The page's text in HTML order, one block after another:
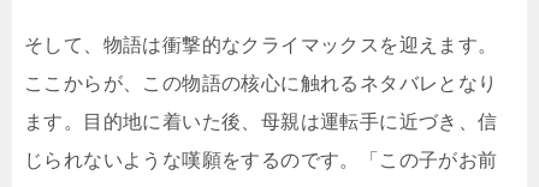
そして、物語は衝撃的なクライマックスを迎えます。
ここからが、この物語の核心に触れるネタバレとなり
ます。目的地に着いた後、母親は運転手に近づき、信
じられないような嘆願をするのです。「この子がお前